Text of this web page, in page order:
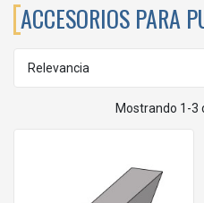
ACCESORIOS PARA
Relevancia
Mostrando 1-3